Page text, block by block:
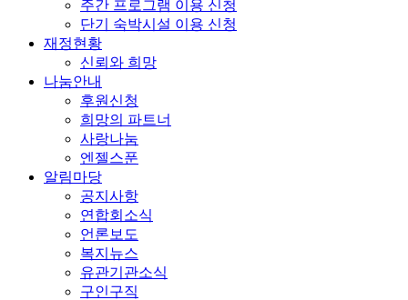
주간 프로그램 이용 신청
단기 숙박시설 이용 신청
재정현황
신뢰와 희망
나눔안내
후원신청
희망의 파트너
사랑나눔
엔젤스푼
알림마당
공지사항
연합회소식
언론보도
복지뉴스
유관기관소식
구인구직